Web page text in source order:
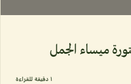
ميساء الجمل
١ دقيقة للقراءة